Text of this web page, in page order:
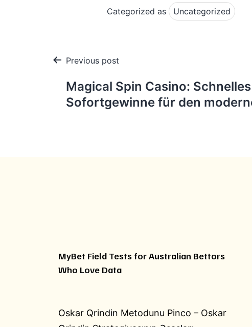
Categorized as
Uncategorized
Post
navigation
Previous post
Magical Spin Casino:
Sofortgewinne für den
MyBet Field Tests for Australian Bettors
Who Love Data
Oskar Qrindin Metodunu Pinco – Oskar